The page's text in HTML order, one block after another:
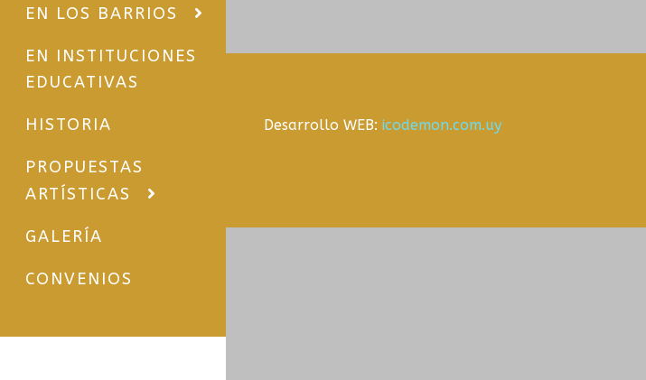
EN LOS BARRIOS
EN INSTITUCIONES
EDUCATIVAS
HISTORIA
PROPUESTAS
ARTÍSTICAS
GALERÍA
CONVENIOS
Desarrollo WEB: icodemon.com.uy